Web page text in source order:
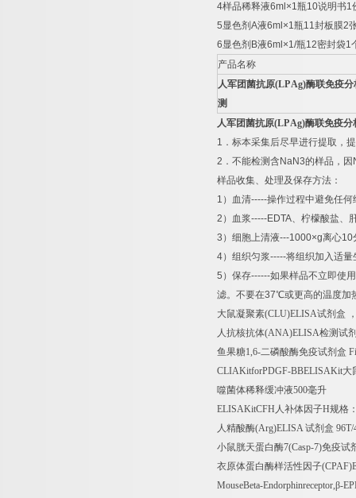
4样品稀释液6ml×1瓶10说明书1
5显色剂 A液6ml×1瓶11封板膜2
6显色剂 B液6ml×1/瓶12密封袋1
产品名称
人军团菌抗原(LP Ag)酶联免疫
测
人军团菌抗原(LP Ag)酶联免疫分
1 ．标本采集后尽早进行提取，
2 ．不能检测含 NaN3的样品，因
样品收集、处理及保存方法：
1 ）血清-----操作过程中避免任
2 ）血浆-----EDTA、柠檬酸盐、
3 ）细胞上清液---1000×g离心10
4）组织匀浆-----将组织加入适量
5 ）保存------如果样品不立即使
滤。不要在37℃或更高的温度加
大鼠凝聚素(CLU)ELISA试剂盒
人抗核抗体(ANA)ELISA检测试
鱼果糖1,6-二磷酸酶免疫试剂盒
CLIAKitforPDGF-BBELISAKit大
噬菌体稀释缓冲液500毫升
ELISAKitCFH 人补体因子H规格
人精酸酶(Arg)ELISA试剂盒
小鼠胱天蛋白酶7(Casp-7)免疫试
衣原体蛋白酶样活性因子
MouseBeta-Endorphinreceptor,β-